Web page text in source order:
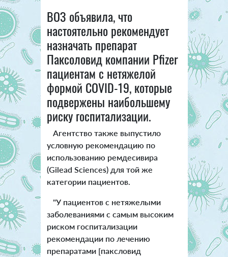
ВОЗ объявила, что
настоятельно рекомендует
назначать препарат
Паксоловид компании Pfizer
пациентам с нетяжелой
формой COVID-19, которые
подвержены наибольшему
риску госпитализации.
Агентство также выпустило
условную рекомендацию по
использованию ремдесивира
(Gilead Sciences) для той же
категории пациентов.
"У пациентов с нетяжелыми
заболеваниями с самым высоким
риском госпитализации
рекомендации по лечению
препаратами [паксловид